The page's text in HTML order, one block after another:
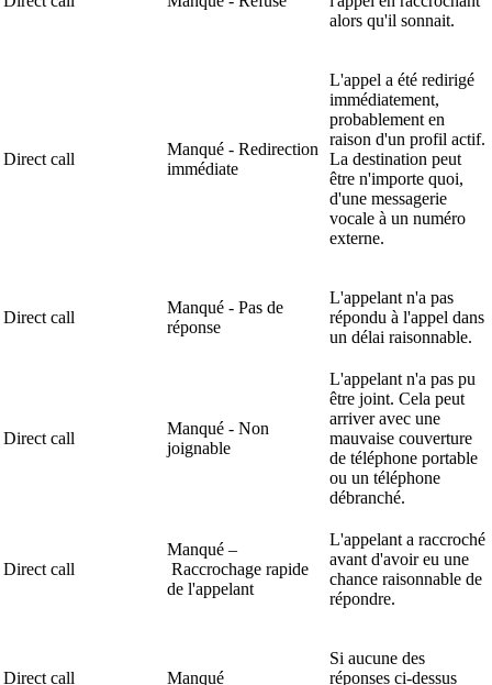
alors qu'il sonnait.
Direct call
Manqué - Redirection
immédiate
L'appel a été redirigé
immédiatement,
probablement en
raison d'un profil actif.
La destination peut
être n'importe quoi,
d'une messagerie
vocale à un numéro
externe.
Direct call
Manqué - Pas de
réponse
L'appelant n'a pas
répondu à l'appel dans
un délai raisonnable.
Direct call
Manqué - Non
joignable
L'appelant n'a pas pu
être joint. Cela peut
arriver avec une
mauvaise couverture
de téléphone portable
ou un téléphone
débranché.
Direct call
Manqué –
Raccrochage rapide
de l'appelant
L'appelant a raccroché
avant d'avoir eu une
chance raisonnable de
répondre.
Direct call Manqué
Si aucune des
réponses ci-dessus